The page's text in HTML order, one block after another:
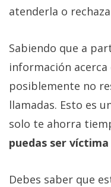
atenderla o
Sabiendo que a
información
posiblemente no
llamadas. Esto es
solo te ahorra
puedas ser
Debes saber que